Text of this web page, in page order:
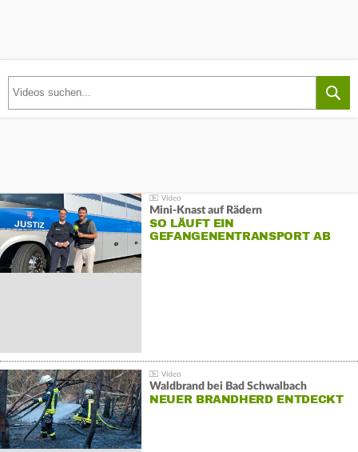
Mini-Knast auf Rädern
SO LÄUFT EIN
GEFANGENENTRANSPORT AB
Waldbrand bei Bad Schwalbach
NEUER BRANDHERD ENTDECKT